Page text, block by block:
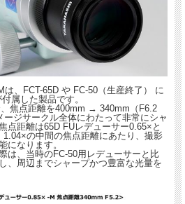
、FCT-65D や FC-50（生産終了） に
属した製品です。
焦点距離を400mm → 340mm（F6.2
ジサークル全体にわたって非常にシャ
点距離は65D FUレデューサー0.65×と
の中間の焦点距離にあたり、撮影
になります。
は、当時のFC-50用レデューサーと比
、周辺までシャープかつ豊富な光量を